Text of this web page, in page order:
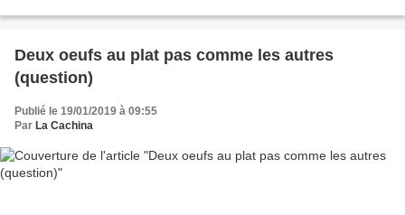
Deux oeufs au plat pas comme les autres
(question)
Publié le 19/01/2019 à 09:55
Par La Cachina